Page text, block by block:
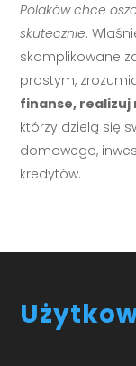
Polaków chce
skutecznie.
skomplikowane
prostym,
finanse, realizuj
którzy dzielą się
domowego,
kredytów.